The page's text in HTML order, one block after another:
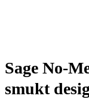
Sage No-
smukt